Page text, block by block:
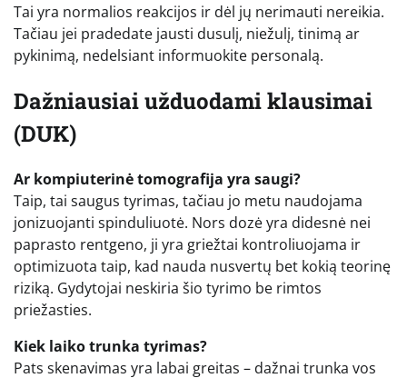
Tai yra normalios reakcijos ir dėl jų nerimauti nereikia.
Tačiau jei pradedate jausti dusulį, niežulį, tinimą ar
pykinimą, nedelsiant informuokite personalą.
Dažniausiai užduodami klausimai
(DUK)
Ar kompiuterinė tomografija yra saugi?
Taip, tai saugus tyrimas, tačiau jo metu naudojama
jonizuojanti spinduliuotė. Nors dozė yra didesnė nei
paprasto rentgeno, ji yra griežtai kontroliuojama ir
optimizuota taip, kad nauda nusvertų bet kokią teorinę
riziką. Gydytojai neskiria šio tyrimo be rimtos
priežasties.
Kiek laiko trunka tyrimas?
Pats skenavimas yra labai greitas – dažnai trunka vos